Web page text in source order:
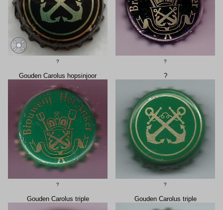
? ?
Gouden Carolus hopsinjoor
?
?
?
Gouden Carolus triple Gouden Carolus triple